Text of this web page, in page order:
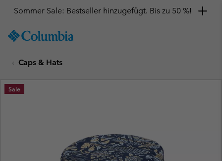
TO
SKIP
MAIN
NAV
Sommer Sale: Bestseller hinzugefügt. Bis zu 50 %!
Caps & Hats
Sale